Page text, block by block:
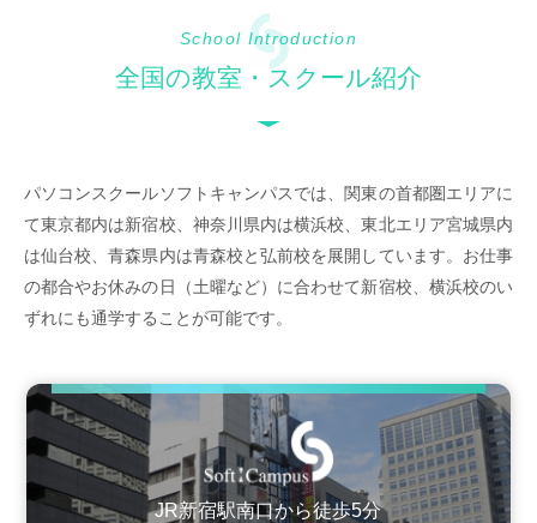
School Introduction
全国の教室・スクール紹介
パソコンスクールソフトキャンパスでは、関東の首都圏エリアに
て東京都内は新宿校、神奈川県内は横浜校、東北エリア宮城県内
は仙台校、青森県内は青森校と弘前校を展開しています。お仕事
の都合やお休みの日（土曜など）に合わせて新宿校、横浜校のい
ずれにも通学することが可能です。
JR新宿駅南口から徒歩5分